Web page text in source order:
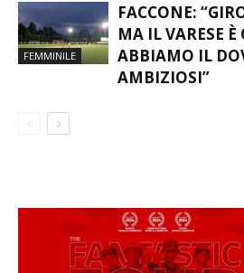
FEMMINILE
FACCONE:
MA IL VARESE È
ABBIAMO IL
AMBIZIOSI”